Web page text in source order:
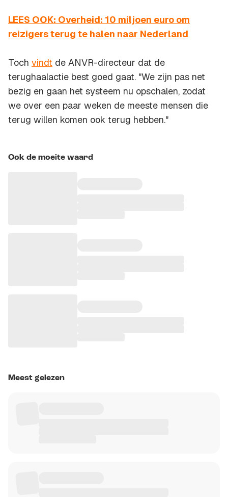
LEES OOK: Overheid: 10 miljoen euro om
reizigers terug te halen naar Nederland
Toch vindt de ANVR-directeur dat de
terughaalactie best goed gaat. "We zijn pas net
bezig en gaan het systeem nu opschalen, zodat
we over een paar weken de meeste mensen die
terug willen komen ook terug hebben."
Ook de moeite waard
Meest gelezen